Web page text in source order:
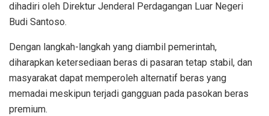
dihadiri oleh Direktur Jenderal Perdagangan Luar Negeri
Budi Santoso.
Dengan langkah-langkah yang diambil pemerintah,
diharapkan ketersediaan beras di pasaran tetap stabil, dan
masyarakat dapat memperoleh alternatif beras yang
memadai meskipun terjadi gangguan pada pasokan beras
premium.